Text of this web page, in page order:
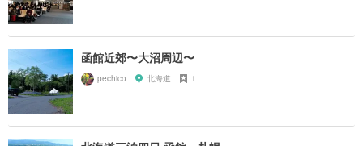
函館近郊〜大沼周辺〜
pechico 北海道 1